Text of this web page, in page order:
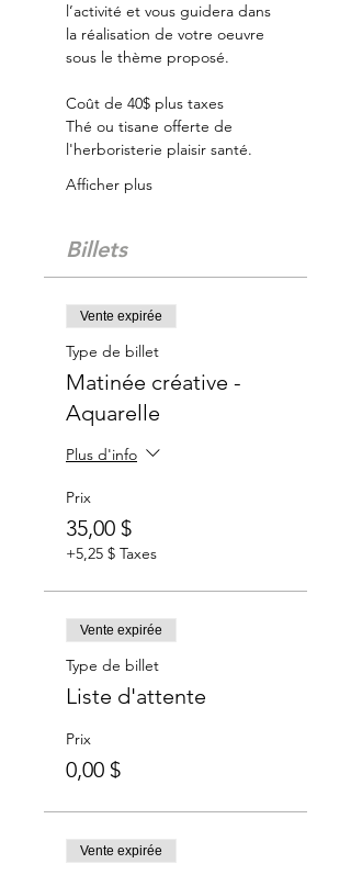
l’activité et vous guidera dans
la réalisation de votre oeuvre
sous le thème proposé.
Coût de 40$ plus taxes
Thé ou tisane offerte de
l'herboristerie plaisir santé.
Afficher plus
Billets
Vente expirée
Type de billet
Matinée créative -
Aquarelle
Plus d'info
Prix
35,00 $
+5,25 $ Taxes
Vente expirée
Type de billet
Liste d'attente
Prix
0,00 $
Vente expirée